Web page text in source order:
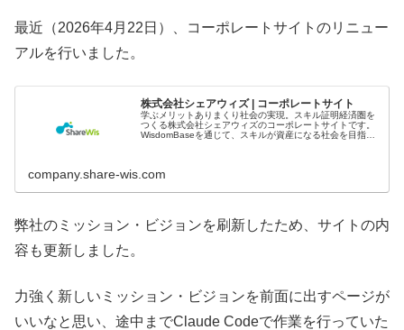
最近（2026年4月22日）、コーポレートサイトのリニュー
アルを行いました。
株式会社シェアウィズ | コーポレートサイト
学ぶメリットありまくり社会の実現。スキル証明経済圏を
つくる株式会社シェアウィズのコーポレートサイトです。
WisdomBaseを通じて、スキルが資産になる社会を目指し
company.share-wis.com
弊社のミッション・ビジョンを刷新したため、サイトの内
容も更新しました。
力強く新しいミッション・ビジョンを前面に出すページが
いいなと思い、途中までClaude Codeで作業を行っていた